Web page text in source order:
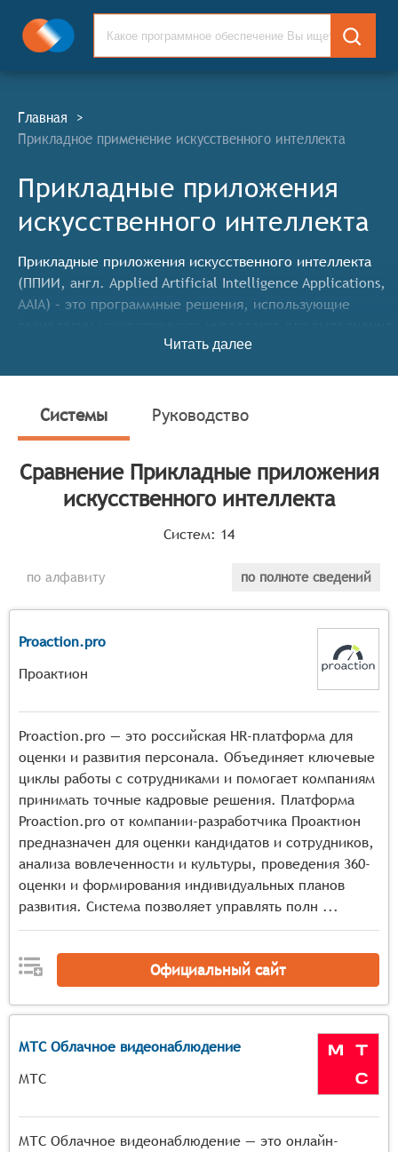
Главная >
Прикладное применение искусственного интеллекта
Прикладные приложения
искусственного интеллекта
Прикладные приложения искусственного интеллекта
(ППИИ, англ. Applied Artificial Intelligence Applications,
AAIA) – это программные решения, использующие
конкретных задач в различных областях, таких как
анализа данных, принятия решений и улучшения
эффективности работы в прикладных сферах.
Классификатор программных продуктов Соваре
определяет конкретные функциональные критерии для
систем. Для того, чтобы быть представленными на
рынке Прикладные приложения искусственного
функциональные возможности:
большие объёмы данных в реальном времени,
используя алгоритмы машинного обучения и
нейронные сети,
возможность автоматизации рутинных процессов и
принятия решений на основе полученных данных с
минимальным участием человека,
функции распознавания образов, текста или речи
для интерпретации неструктурированных данных,
механизмы адаптации и самообучения на основе
обратной связи и новых данных,
инструменты для решения специфических задач в
определённой предметной области (например,
диагностика заболеваний в медицине,
прогнозирование финансовых рисков, оптимизация
Читать далее
Системы Руководство
Сравнение Прикладные приложения
искусственного интеллекта
Систем: 14
по алфавиту по полноте сведений
Proaction.pro
Проактион
Proaction.pro — это российская HR-платформа для
оценки и развития персонала. Объединяет ключевые
циклы работы с сотрудниками и помогает компаниям
принимать точные кадровые решения. Платформа
Proaction.pro от компании-разработчика Проактион
предназначен для оценки кандидатов и сотрудников,
анализа вовлеченности и культуры, проведения 360-
оценки и формирования индивидуальных планов
развития. Система позволяет управлять полн ...
Официальный сайт
МТС Облачное видеонаблюдение
МТС
МТС Облачное видеонаблюдение — это онлайн-